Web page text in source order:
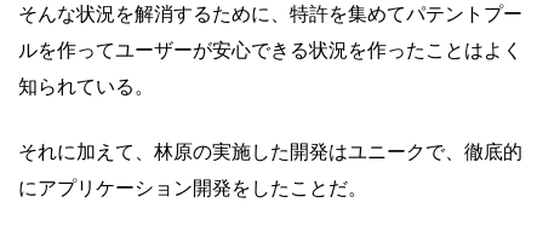
そんな状況を解消するために、特許を集めてパテントプー
ルを作ってユーザーが安心できる状況を作ったことはよく
知られている。
それに加えて、林原の実施した開発はユニークで、徹底的
にアプリケーション開発をしたことだ。